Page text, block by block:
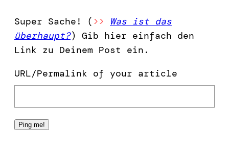
Super Sache! ( >>
Was ist das
überhaupt?) Gib hier einfach den
Link zu Deinem Post ein.
URL/Permalink of your article